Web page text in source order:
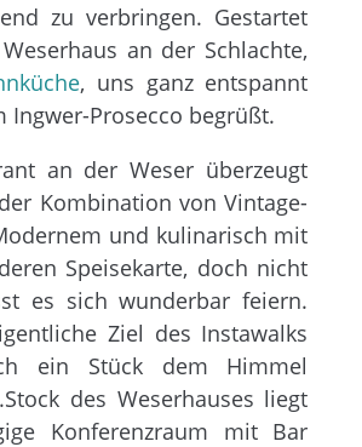
zu verbringen. Gestartet
an der Schlachte,
, uns ganz entspannt
Ingwer-Prosecco begrüßt.
an der Weser überzeugt
Kombination von Vintage-
und kulinarisch mit
Speisekarte, doch nicht
es sich wunderbar feiern.
Ziel des Instawalks
ein Stück dem Himmel
des Weserhauses liegt
Konferenzraum mit Bar